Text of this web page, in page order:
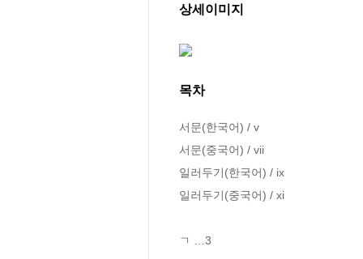
상세이미지
목차
서문(한국어) / v
서문(중국어) / vii
일러두기(한국어) / ix
일러두기(중국어) / xi
ㄱ …3